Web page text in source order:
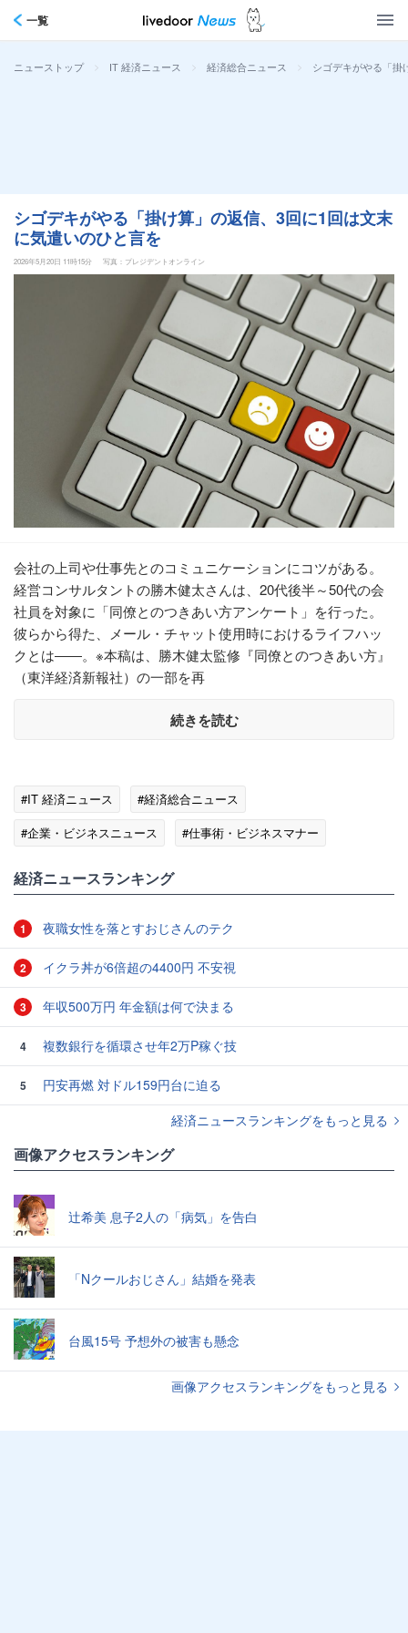
一覧
ニューストップ > IT 経済ニュース > 経済総合ニュース > シゴデキがやる「掛
シゴデキがやる「掛け算」の返信、3回に1回は文末
に気遣いのひと言を
2026年5月20日 11時15分 写真：プレジデントオンライン
会社の上司や仕事先とのコミュニケーションにコツがある。
経営コンサルタントの勝木健太さんは、20代後半～50代の会
社員を対象に「同僚とのつきあい方アンケート」を行った。
彼らから得た、メール・チャット使用時におけるライフハッ
クとは――。※本稿は、勝木健太監修『同僚とのつきあい方』
（東洋経済新報社）の一部を再
続きを読む
#IT 経済ニュース
#経済総合ニュース
#企業・ビジネスニュース
#仕事術・ビジネスマナー
経済ニュースランキング
1 夜職女性を落とすおじさんのテク
2 イクラ丼が6倍超の4400円 不安視
3 年収500万円 年金額は何で決まる
4 複数銀行を循環させ年2万P稼ぐ技
5
円安再燃 対ドル159円台に迫る
経済ニュースランキングをもっと見る
画像アクセスランキング
辻希美 息子2人の「病気」を告白
「Nクールおじさん」結婚を発表
台風15号 予想外の被害も懸念
画像アクセスランキングをもっと見る